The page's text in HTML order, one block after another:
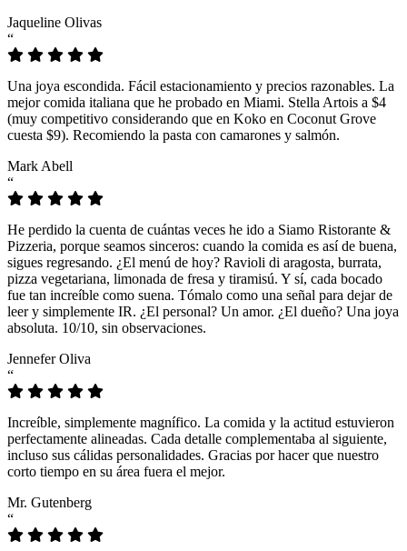
Jaqueline Olivas
“
Una joya escondida. Fácil estacionamiento y precios razonables. La
mejor comida italiana que he probado en Miami. Stella Artois a $4
(muy competitivo considerando que en Koko en Coconut Grove
cuesta $9). Recomiendo la pasta con camarones y salmón.
Mark Abell
“
He perdido la cuenta de cuántas veces he ido a Siamo Ristorante &
Pizzeria, porque seamos sinceros: cuando la comida es así de buena,
sigues regresando. ¿El menú de hoy? Ravioli di aragosta, burrata,
pizza vegetariana, limonada de fresa y tiramisú. Y sí, cada bocado
fue tan increíble como suena. Tómalo como una señal para dejar de
leer y simplemente IR. ¿El personal? Un amor. ¿El dueño? Una joya
absoluta. 10/10, sin observaciones.
Jennefer Oliva
“
Increíble, simplemente magnífico. La comida y la actitud estuvieron
perfectamente alineadas. Cada detalle complementaba al siguiente,
incluso sus cálidas personalidades. Gracias por hacer que nuestro
corto tiempo en su área fuera el mejor.
Mr. Gutenberg
“